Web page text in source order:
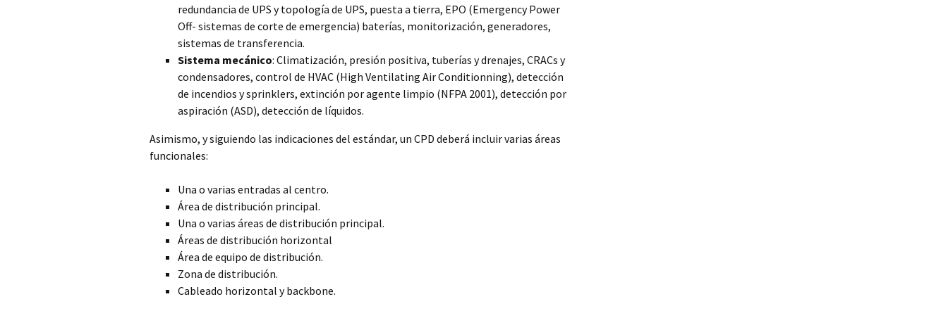
redundancia de UPS y topología de UPS, puesta a tierra, EPO (Emergency Power
Off- sistemas de corte de emergencia) baterías, monitorización, generadores,
sistemas de transferencia.
Sistema mecánico: Climatización, presión positiva, tuberías y drenajes, CRACs y
condensadores, control de HVAC (High Ventilating Air Conditionning), detección
de incendios y sprinklers, extinción por agente limpio (NFPA 2001), detección por
aspiración (ASD), detección de líquidos.
Asimismo, y siguiendo las indicaciones del estándar, un CPD deberá incluir varias áreas
funcionales:
Una o varias entradas al centro.
Área de distribución principal.
Una o varias áreas de distribución principal.
Áreas de distribución horizontal
Área de equipo de distribución.
Zona de distribución.
Cableado horizontal y backbone.